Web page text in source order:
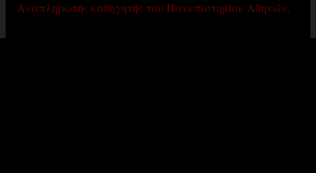
Αναπληρωτής καθηγητής του Πανεπιστημίου Αθηνών.